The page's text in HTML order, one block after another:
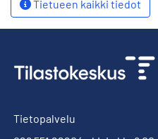
Tietueen kaikki tiedot
Tietopalvelu